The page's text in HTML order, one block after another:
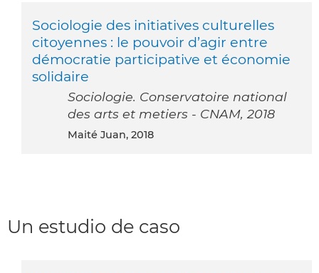
Sociologie des initiatives culturelles
citoyennes : le pouvoir d’agir entre
démocratie participative et économie
solidaire
Sociologie. Conservatoire national
des arts et metiers - CNAM, 2018
Maité Juan, 2018
Un estudio de caso